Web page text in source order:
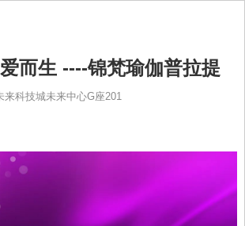
而生 ----锦梵瑜伽普拉提
来科技城未来中心G座201